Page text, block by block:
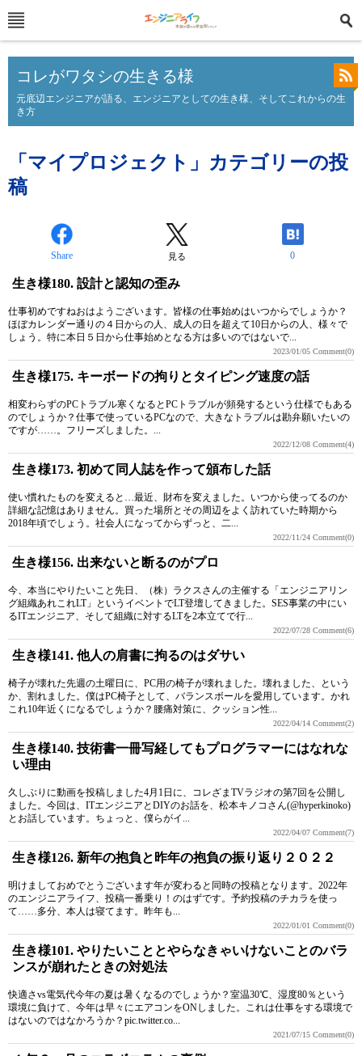
コレがワタシの生きる様
元底辺エンジニアが語る、エンジニアとしての生き様、そしてこれからの生
き方
「マイプロジェクト」カテゴリーの投
稿
Share 見る 0
生き様180. 設計と認知の歪み
仕事初めですねおはようございます。皆様の仕事始めはいつからでしょうか？
ほぼカレンダー通りの４日からの人、成人の日を超えて10日からの人、様々で
しょう。特に本日５日から仕事始めとなる方は多いのではないで...
2023/01/05 Comment(0)
生き様175. キーボードの拘りとタイピング速度の話
相変わらずのPCトラブル寒くなるとPCトラブルが頻発するという仕様でもある
のでしょうか？仕事で使っているPCなので、大きなトラブルは勘弁願いたいの
ですが……。フリーズしました。...
2022/12/08 Comment(4)
生き様173. 初めて同人誌を作って頒布した話
使い慣れたものを変えると…最近、財布を変えました。いつから使ってるのか
詳細な記憶はありません。買った場所とその周辺をよく訪れていた時期から
2018年頃でしょう。社会人になってからずっと、二...
2022/11/24 Comment(0)
生き様156. 出来ないと断るのがプロ
今、本当にやりたいこと先日、（株）ラクスさんの主催する「エンジニアリン
グ組織あれこれLT」というイベントでLT登壇してきました。SES事業の中にい
るITエンジニア、そして組織に対するLTを2本立てで行...
2022/07/28 Comment(6)
生き様141. 他人の肩書に拘るのはダサい
椅子が壊れた先週の土曜日に、PC用の椅子が壊れました。壊れました、という
か、割れました。僕はPC椅子として、バランスボールを愛用しています。かれ
これ10年近くになるでしょうか？腰痛対策に、クッション性...
2022/04/14 Comment(2)
生き様140. 技術書一冊写経してもプログラマーにはなれな
い理由
久しぶりに動画を投稿しました4月1日に、コレざまTVラジオの第7回を公開し
ました。今回は、ITエンジニアとDIYのお話を、松本キノコさん(@hyperkinoko)
とお話しています。ちょっと、僕らがイ...
2022/04/07 Comment(7)
生き様126. 新年の抱負と昨年の抱負の振り返り２０２２
明けましておめでとうございます年が変わると同時の投稿となります。2022年
のエンジニアライフ、投稿一番乗り！のはずです。予約投稿のチカラを使っ
て……多分、本人は寝てます。昨年も...
2022/01/01 Comment(0)
生き様101. やりたいこととやらなきゃいけないことのバラ
ンスが崩れたときの対処法
快適さvs電気代今年の夏は暑くなるのでしょうか？室温30℃、湿度80％という
環境に負けて、今年は早々にエアコンをONしました。これは仕事をする環境で
はないのではなかろうか？pic.twitter.co...
2021/07/15 Comment(0)